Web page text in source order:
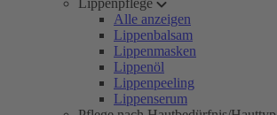
Lippenpflege
Alle anzeigen
Lippenbalsam
Lippenmasken
Lippenöl
Lippenpeeling
Lippenserum